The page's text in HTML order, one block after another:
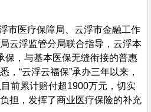
医疗保障局、云浮市金融工作
云浮监管分局联合指导，云浮本
保，与基本医保无缝衔接的普惠
，“云浮云福保”承办三年以来，
前累计赔付超1900万元，切实
担，发挥了商业医疗保险的补充